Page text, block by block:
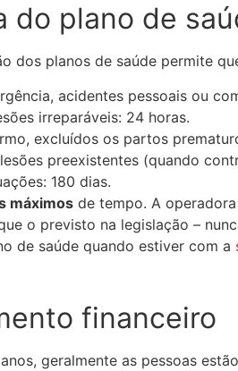
do plano de
dos planos de saúde permite
acidentes pessoais ou
irreparáveis: 24 horas.
excluídos os partos
preexistentes (quando
180 dias.
máximos de tempo. A
o previsto na legislação –
de saúde quando estiver com a
financeiro
geralmente as pessoas